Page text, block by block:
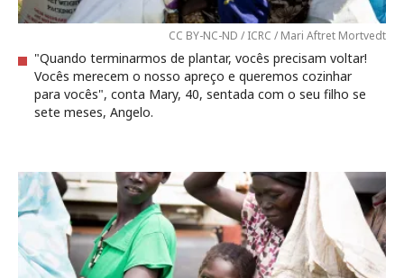
CC BY-NC-ND / ICRC / Mari Aftret Mortvedt
"Quando terminarmos de plantar, vocês precisam voltar!
Vocês merecem o nosso apreço e queremos cozinhar
para vocês", conta Mary, 40, sentada com o seu filho se
sete meses, Angelo.